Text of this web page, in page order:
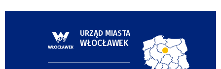
URZĄD MIASTA
WŁOCŁAWEK